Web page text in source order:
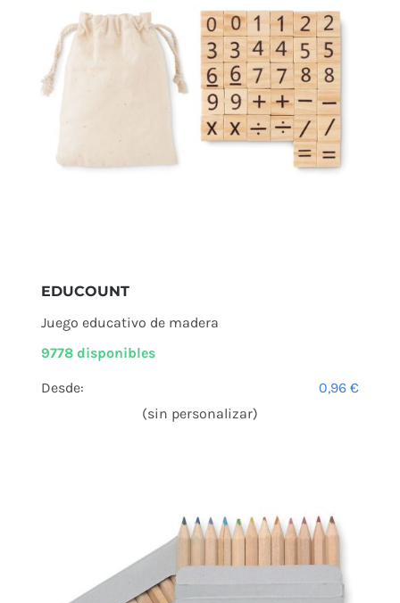
EDUCOUNT
Juego educativo de madera
9778 disponibles
Desde: 0,96€
(sin personalizar)